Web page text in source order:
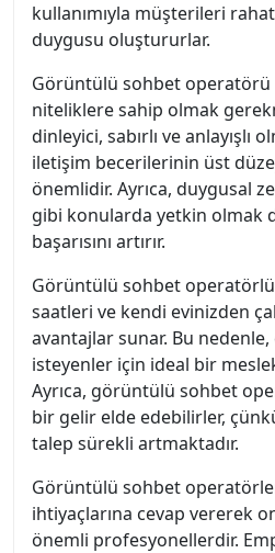
kullanımıyla müşterileri
duygusu oluştururlar.
Görüntülü sohbet operatörü
niteliklere sahip olmak
dinleyici, sabırlı ve anlayışlı
iletişim becerilerinin üst
önemlidir. Ayrıca, duygusal
gibi konularda yetkin olmak
başarısını artırır.
Görüntülü sohbet
saatleri ve kendi evinizden
avantajlar sunar. Bu nedenle,
isteyenler için ideal bir
Ayrıca, görüntülü sohbet
bir gelir elde edebilirler,
talep sürekli artmaktadır.
Görüntülü sohbet
ihtiyaçlarına cevap vererek
önemli profesyonellerdir.